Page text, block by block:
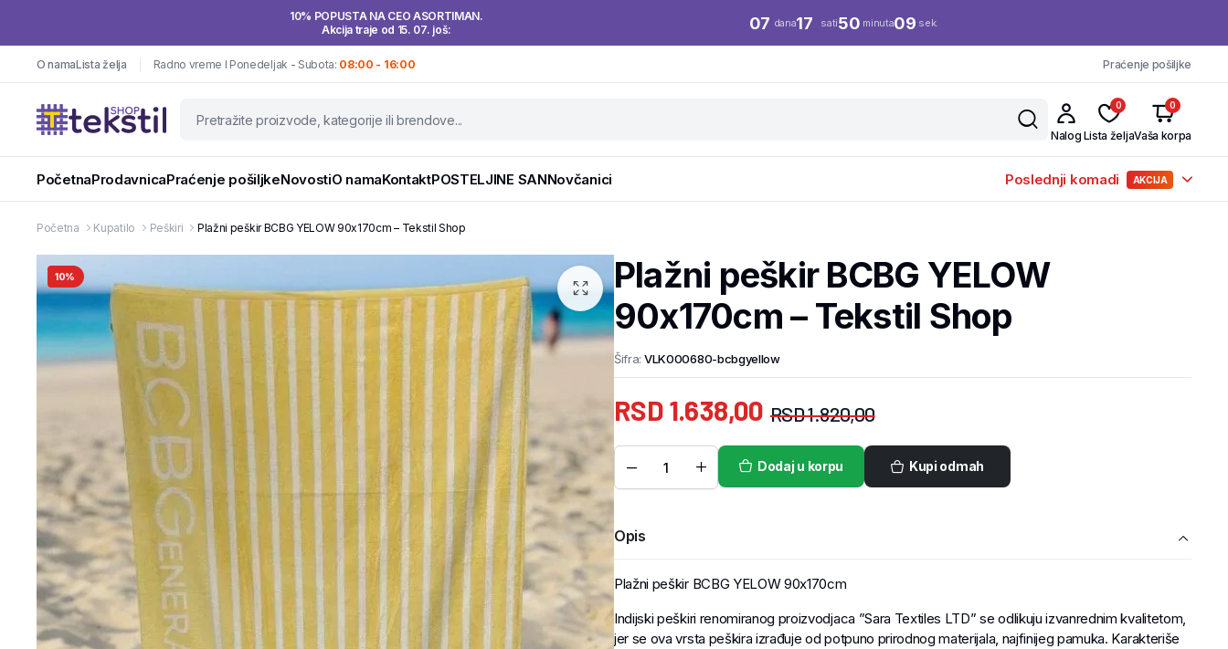
10% POPUSTA NA CEO ASORTIMAN.
Akcija traje od 15. 07. još:
07 dana17 sati50 minuta09 sek.
O namaLista želja Radno vreme I Ponedeljak - Subota: 08:00 - 16:00 Praćenje pošiljke
Nalog
0
Lista želja
0
Vaša korpa
PočetnaProdavnicaPraćenje pošiljkeNovostiO namaKontaktPOSTELJINE SANNovčanici Poslednji komadi AKCIJA
Početna Kupatilo Peškiri Plažni peškir BCBG YELOW 90x170cm – Tekstil Shop
10%
Plažni peškir BCBG YELOW
90x170cm – Tekstil Shop
Šifra: VLK000680-bcbgyellow
RSD1.820,00
RSD1.638,00
Dodaj u korpu Kupi odmah
Opis
Plažni peškir BCBG YELOW 90x170cm
Indijski peškiri renomiranog proizvodjaca ”Sara Textiles LTD” se odlikuju izvanrednim kvalitetom,
jer se ova vrsta peškira izrađuje od potpuno prirodnog materijala, najfinijeg pamuka. Karakteriše